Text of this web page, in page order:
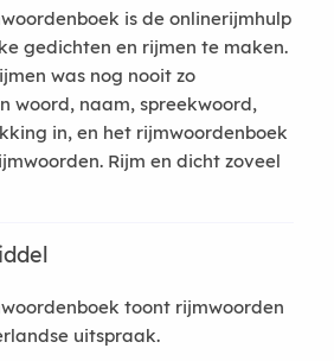
is de onlinerijmhulp
gedichten en rijmen te maken.
was nog nooit zo
woord, naam, spreekwoord,
in, en het rijmwoordenboek
Rijm en dicht zoveel
toont rijmwoorden
uitspraak.